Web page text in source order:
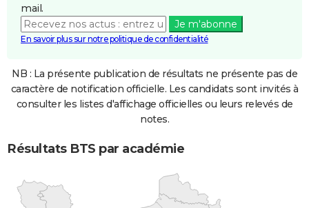
mail.
Je m'abonne
En savoir plus sur notre politique de confidentialité
NB : La présente publication de résultats ne présente pas de
caractère de notification officielle. Les candidats sont invités à
consulter les listes d'affichage officielles ou leurs relevés de
notes.
Résultats BTS par académie